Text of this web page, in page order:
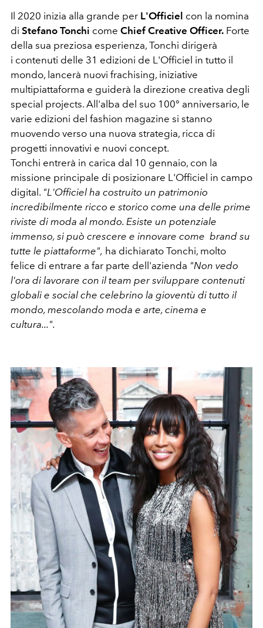
Il 2020 inizia alla grande per L'Officiel con la nomina
di Stefano Tonchi come Chief Creative Officer. Forte
della sua preziosa esperienza, Tonchi dirigerà
i contenuti delle 31 edizioni de L'Officiel in tutto il
mondo, lancerà nuovi frachising, iniziative
multipiattaforma e guiderà la direzione creativa degli
special projects. All'alba del suo 100° anniversario, le
varie edizioni del fashion magazine si stanno
muovendo verso una nuova strategia, ricca di
progetti innovativi e nuovi concept.
Tonchi entrerà in carica dal 10 gennaio, con la
missione principale di posizionare L'Officiel in campo
digital. "L'Officiel ha costruito un patrimonio
incredibilmente ricco e storico come una delle prime
riviste di moda al mondo. Esiste un potenziale
immenso, si può crescere e innovare come brand su
tutte le piattaforme", ha dichiarato Tonchi, molto
felice di entrare a far parte dell'azienda "Non vedo
l'ora di lavorare con il team per sviluppare contenuti
globali e social che celebrino la gioventù di tutto il
mondo, mescolando moda e arte, cinema e
cultura...".